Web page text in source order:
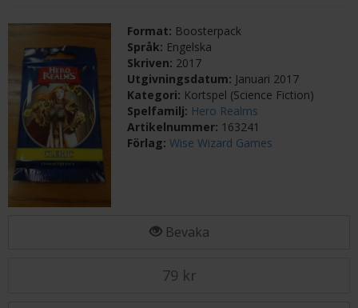
Format: Boosterpack
Språk: Engelska
Skriven: 2017
Utgivningsdatum: Januari 2017
Kategori: Kortspel (Science Fiction)
Spelfamilj: Hero Realms
Artikelnummer: 163241
Förlag:Wise Wizard Games
Bevaka
79 kr